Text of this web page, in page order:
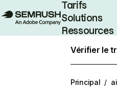
Tarifs
Solutions
Ressources
Vérifier le
Principal /